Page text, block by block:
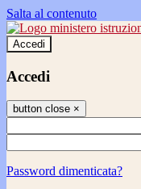
Salta al contenuto
Accedi
Accedi
button close ×
Password dimenticata?